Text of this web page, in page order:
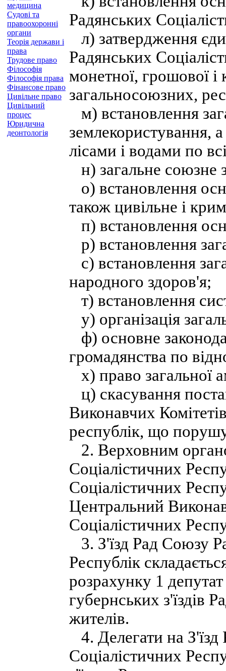
медицина
Судові та
правоохоронні
органи
Теорія держави і
права
Трудове право
Філософія
Філософія права
Фінансове право
Цивільне право
Цивільний
процес
Юридична
деонтологія
Радянських
л) затвердження
Радянських
монетної, грошової
загальносоюзних,
м) встановлення
землекористування,
лісами і водами по
н) загальне союзне
о) встановлення
також цивільне і
п) встановлення
р) встановлення
с) встановлення
народного здоров'я;
т) встановлення
у) організація
ф) основне
громадянства по
х) право загальної
ц) скасування
Виконавчих
республік, що
2. Верховним
Соціалістичних
Соціалістичних
Центральний
Соціалістичних
3. З'їзд Рад Союзу
Республік
розрахунку 1
губернських з'їздів
жителів.
4. Делегати на
Соціалістичних